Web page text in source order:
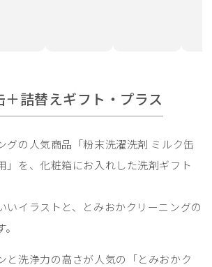
＋詰替えギフト・プラス
グの人気商品「粉末洗濯洗剤 ミルク缶
」を、化粧箱にお入れした洗剤ギフト
いイラストと、とみおかクリーニングの
と洗浄力の高さが人気の「とみおかク